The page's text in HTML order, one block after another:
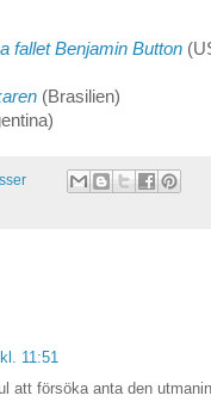
fallet Benjamin Button
(Brasilien)
11:51
att försöka anta den